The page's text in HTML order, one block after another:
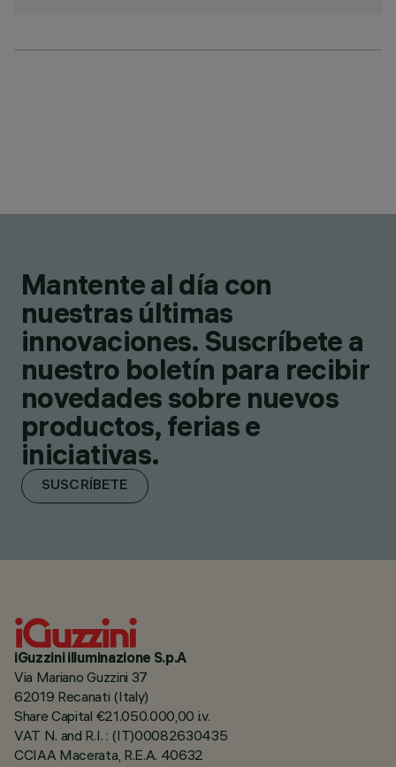
Mantente al día con
nuestras últimas
innovaciones. Suscríbete a
nuestro boletín para recibir
novedades sobre nuevos
productos, ferias e
iniciativas.
SUSCRÍBETE
iGuzzini illuminazione S.p.A
Via Mariano Guzzini 37
62019 Recanati (Italy)
Share Capital €21.050.000,00 i.v.
VAT N. and R.I. : (IT)00082630435
CCIAA Macerata, R.E.A. 40632